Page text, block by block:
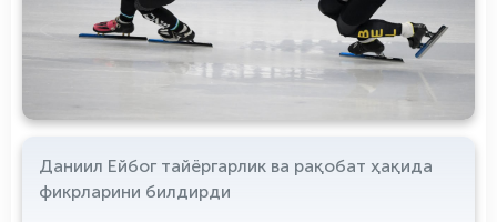
Даниил Ейбог тайёргарлик ва рақобат ҳақида
фикрларини билдирди